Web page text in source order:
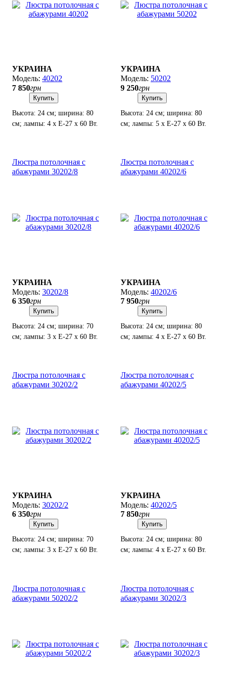
УКРАИНА
40202
7 850грн
Купить
Высота: 24 см; ширина: 80
см; лампы: 4 х Е-27 х 60 Вт.
УКРАИНА
50202
9 250грн
Купить
Высота: 24 см; ширина: 80
см; лампы: 5 х Е-27 х 60 Вт.
Люстра потолочная с
абажурами 30202/8
УКРАИНА
30202/8
6 350грн
Купить
Высота: 24 см; ширина: 70
см; лампы: 3 х Е-27 х 60 Вт.
Люстра потолочная с
абажурами 40202/6
УКРАИНА
40202/6
7 950грн
Купить
Высота: 24 см; ширина: 80
см; лампы: 4 х Е-27 х 60 Вт.
Люстра потолочная с
абажурами 30202/2
УКРАИНА
30202/2
6 350грн
Купить
Высота: 24 см; ширина: 70
см; лампы: 3 х Е-27 х 60 Вт.
Люстра потолочная с
абажурами 40202/5
УКРАИНА
40202/5
7 850грн
Купить
Высота: 24 см; ширина: 80
см; лампы: 4 х Е-27 х 60 Вт.
Люстра потолочная с
абажурами 50202/2
Люстра потолочная с
абажурами 30202/3